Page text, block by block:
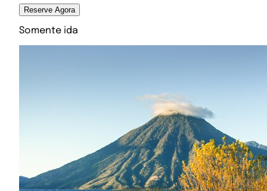
Reserve Agora
Somente ida